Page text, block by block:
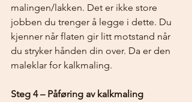
malingen/lakken. Det er ikke store
jobben du trenger å legge i dette. Du
kjenner når flaten gir litt motstand når
du stryker hånden din over. Da er den
maleklar for kalkmaling.
Steg 4 – Påføring av kalkmaling